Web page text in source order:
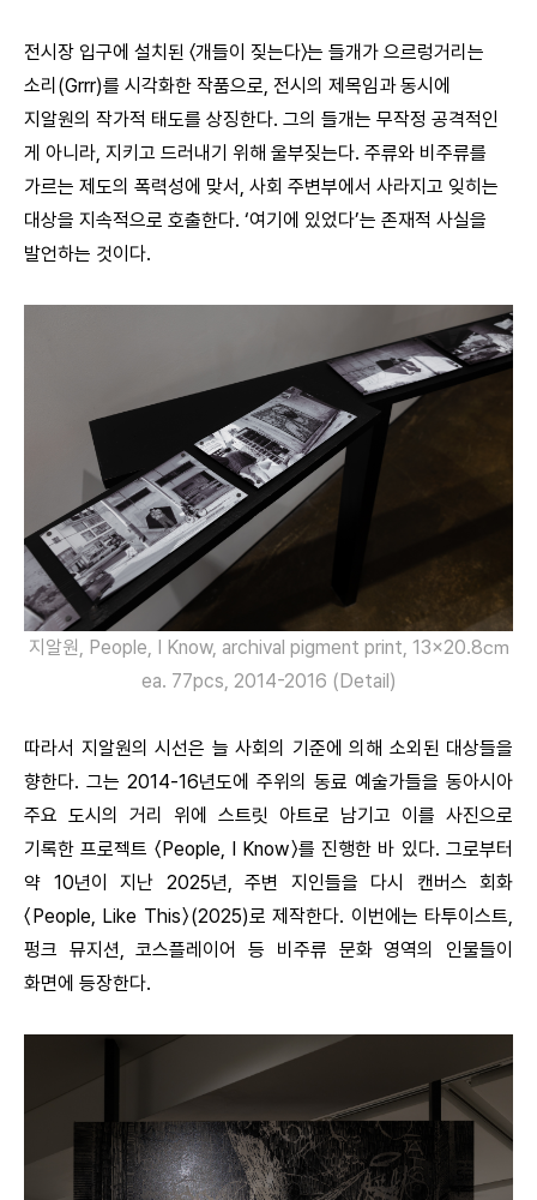
전시장 입구에 설치된 〈개들이 짖는다〉는 들개가 으르렁거리는
소리(Grrr)를 시각화한 작품으로, 전시의 제목임과 동시에
지알원의 작가적 태도를 상징한다. 그의 들개는 무작정 공격적인
게 아니라, 지키고 드러내기 위해 울부짖는다. 주류와 비주류를
가르는 제도의 폭력성에 맞서, 사회 주변부에서 사라지고 잊히는
대상을 지속적으로 호출한다. ‘여기에 있었다’는 존재적 사실을
발언하는 것이다.
지알원, People, I Know, archival pigment print, 13×20.8㎝
ea. 77pcs, 2014-2016 (Detail)
따라서 지알원의 시선은 늘 사회의 기준에 의해 소외된 대상들을
향한다. 그는 2014-16년도에 주위의 동료 예술가들을 동아시아
주요 도시의 거리 위에 스트릿 아트로 남기고 이를 사진으로
기록한 프로젝트 〈People, I Know〉를 진행한 바 있다. 그로부터
약 10년이 지난 2025년, 주변 지인들을 다시 캔버스 회화
〈People, Like This〉(2025)로 제작한다. 이번에는 타투이스트,
펑크 뮤지션, 코스플레이어 등 비주류 문화 영역의 인물들이
화면에 등장한다.